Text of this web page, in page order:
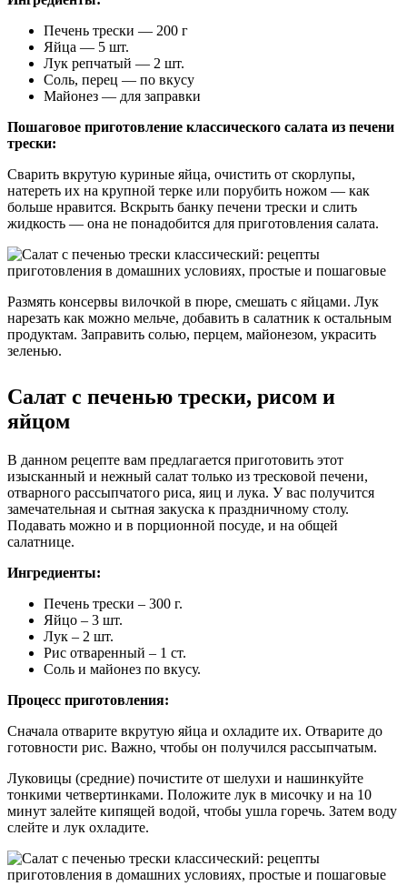
Печень трески — 200 г
Яйца — 5 шт.
Лук репчатый — 2 шт.
Соль, перец — по вкусу
Майонез — для заправки
Пошаговое приготовление классического салата из печени
трески:
Сварить вкрутую куриные яйца, очистить от скорлупы,
натереть их на крупной терке или порубить ножом — как
больше нравится. Вскрыть банку печени трески и слить
жидкость — она не понадобится для приготовления салата.
Размять консервы вилочкой в пюре, смешать с яйцами. Лук
нарезать как можно мельче, добавить в салатник к остальным
продуктам. Заправить солью, перцем, майонезом, украсить
зеленью.
Салат с печенью трески, рисом и
яйцом
В данном рецепте вам предлагается приготовить этот
изысканный и нежный салат только из тресковой печени,
отварного рассыпчатого риса, яиц и лука. У вас получится
замечательная и сытная закуска к праздничному столу.
Подавать можно и в порционной посуде, и на общей
салатнице.
Ингредиенты:
Печень трески – 300 г.
Яйцо – 3 шт.
Лук – 2 шт.
Рис отваренный – 1 ст.
Соль и майонез по вкусу.
Процесс приготовления:
Сначала отварите вкрутую яйца и охладите их. Отварите до
готовности рис. Важно, чтобы он получился рассыпчатым.
Луковицы (средние) почистите от шелухи и нашинкуйте
тонкими четвертинками. Положите лук в мисочку и на 10
минут залейте кипящей водой, чтобы ушла горечь. Затем воду
слейте и лук охладите.